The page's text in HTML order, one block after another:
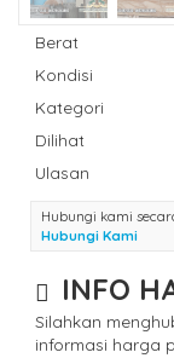
Berat
Kondisi
Kategori
Dilihat
Ulasan
Hubungi kami
Hubungi Kami
INFO
Silahkan
informasi harga